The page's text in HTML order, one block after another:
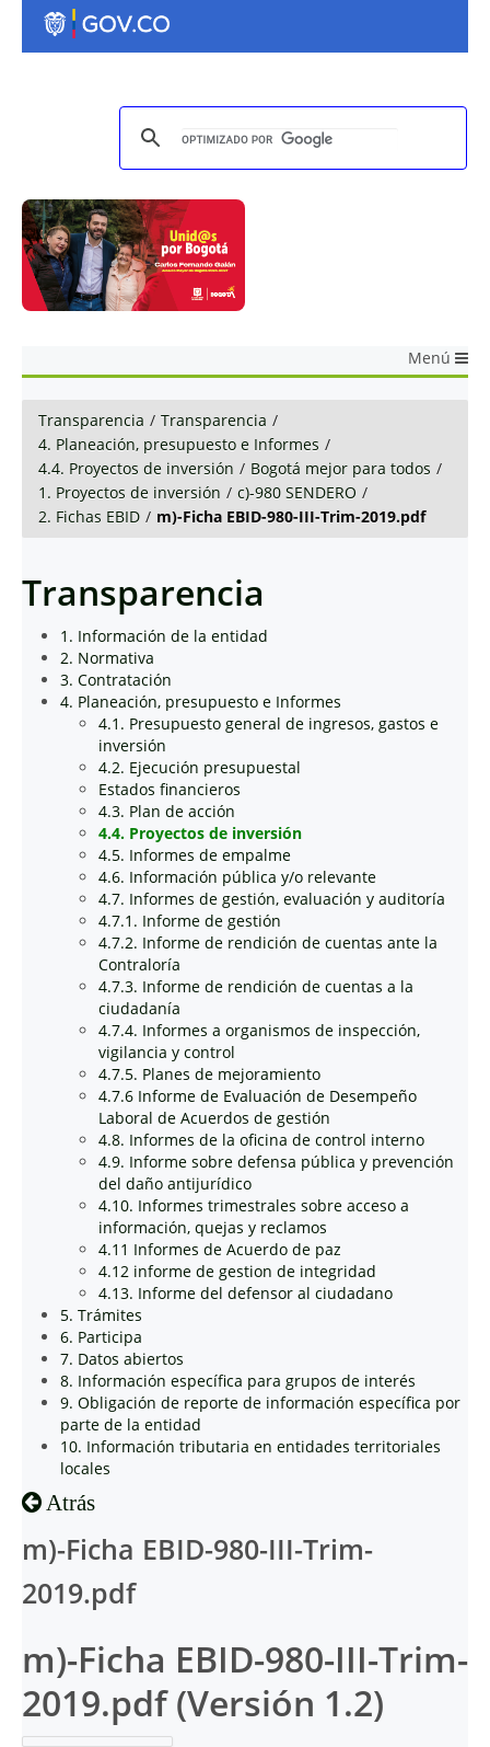
Menú
Transparencia / Transparencia /
4. Planeación, presupuesto e Informes /
4.4. Proyectos de inversión / Bogotá mejor para todos /
1. Proyectos de inversión / c)-980 SENDERO /
2. Fichas EBID / m)-Ficha EBID-980-III-Trim-2019.pdf
Transparencia
1. Información de la entidad
2. Normativa
3. Contratación
4. Planeación, presupuesto e Informes
4.1. Presupuesto general de ingresos, gastos e
inversión
4.2. Ejecución presupuestal
Estados financieros
4.3. Plan de acción
4.4. Proyectos de inversión
4.5. Informes de empalme
4.6. Información pública y/o relevante
4.7. Informes de gestión, evaluación y auditoría
4.7.1. Informe de gestión
4.7.2. Informe de rendición de cuentas ante la
Contraloría
4.7.3. Informe de rendición de cuentas a la
ciudadanía
4.7.4. Informes a organismos de inspección,
vigilancia y control
4.7.5. Planes de mejoramiento
4.7.6 Informe de Evaluación de Desempeño
Laboral de Acuerdos de gestión
4.8. Informes de la oficina de control interno
4.9. Informe sobre defensa pública y prevención
del daño antijurídico
4.10. Informes trimestrales sobre acceso a
información, quejas y reclamos
4.11 Informes de Acuerdo de paz
4.12 informe de gestion de integridad
4.13. Informe del defensor al ciudadano
5. Trámites
6. Participa
7. Datos abiertos
8. Información específica para grupos de interés
9. Obligación de reporte de información específica por
parte de la entidad
10. Información tributaria en entidades territoriales
locales
Atrás
m)-Ficha EBID-980-III-Trim-
2019.pdf
m)-Ficha EBID-980-III-Trim-
2019.pdf (Versión 1.2)